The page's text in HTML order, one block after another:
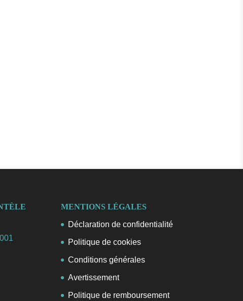
MENTIONS LÉGALES
Déclaration de confidentialité
Politique de cookies
Conditions générales
Avertissement
Politique de remboursement